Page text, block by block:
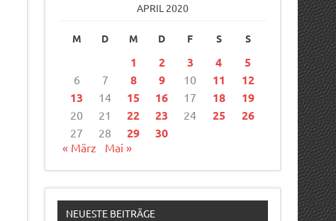
APRIL 2020
M D M D F S S
1 2 3 4 5
6 7 8 9 10 11
12
13
14 15 16 17 18 19
20 21 22 23 24 25 26
27 28 29 30
« März Mai »
NEUESTE BEITRÄGE